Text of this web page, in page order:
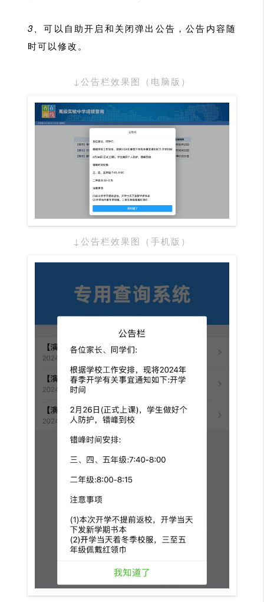
3、可以自助开启和关闭弹出公告，公告内容随
时可以修改。
↓公告栏效果图（电脑版）
↓公告栏效果图（手机版）